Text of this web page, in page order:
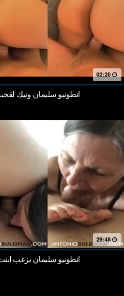
02:20
انطونيو سليمان ونيك
29:48
انطونيو سليمان يزغب